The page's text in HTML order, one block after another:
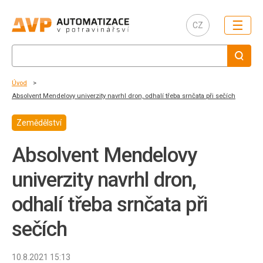
CZ ☰
Úvod
Absolvent Mendelovy univerzity navrhl dron, odhalí třeba srnčata při sečích
Zemědělství
Absolvent Mendelovy
univerzity navrhl dron,
odhalí třeba srnčata při
sečích
10.8.2021 15:13